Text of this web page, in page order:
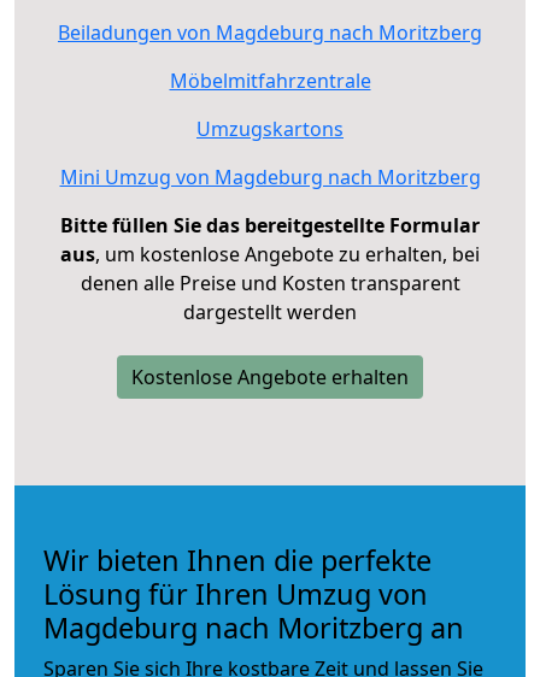
Beiladungen von Magdeburg nach Moritzberg
Möbelmitfahrzentrale
Umzugskartons
Mini Umzug von Magdeburg nach Moritzberg
Bitte füllen Sie das bereitgestellte Formular
aus, um kostenlose Angebote zu erhalten, bei
denen alle Preise und Kosten transparent
dargestellt werden
Kostenlose Angebote erhalten
Wir bieten Ihnen die perfekte
Lösung für Ihren Umzug von
Magdeburg nach Moritzberg an
Sparen Sie sich Ihre kostbare Zeit und lassen Sie